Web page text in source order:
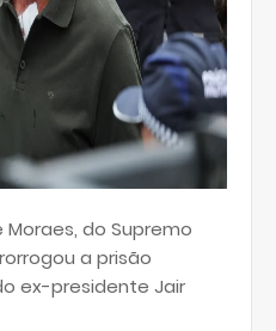
do Supremo
a prisão
ex-presidente Jair